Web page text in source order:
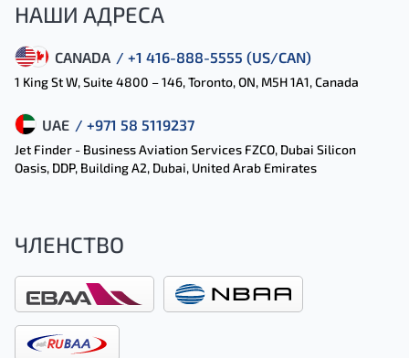
НАШИ АДРЕСА
CANADA / +1 416-888-5555 (US/CAN)
1 King St W, Suite 4800 – 146, Toronto, ON, M5H 1A1, Canada
UAE / +971 58 5119237
Jet Finder - Business Aviation Services FZCO, Dubai Silicon
Oasis, DDP, Building A2, Dubai, United Arab Emirates
ЧЛЕНСТВО